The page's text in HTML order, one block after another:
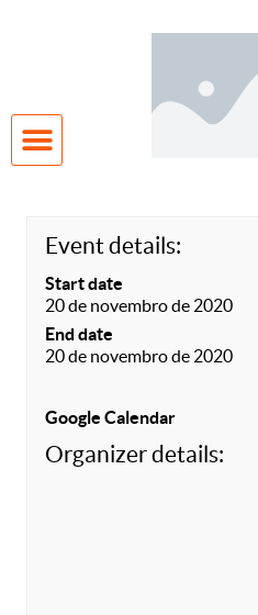
Event details:
Start date
20 de novembro de 2020
End date
20 de novembro de 2020
Google Calendar
Organizer details: